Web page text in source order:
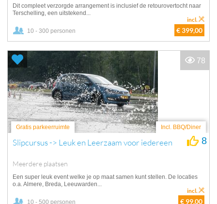
Dit compleet verzorgde arrangement is inclusief de retourovertocht naar
Terschelling, een uitstekend...
10 - 300 personen € 399,00
incl.
Gratis parkeerruimte Incl. BBQ/Diner
Slipcursus -> Leuk en Leerzaam voor iedereen
Meerdere plaatsen
8
Een super leuk event welke je op maat samen kunt stellen. De locaties
o.a. Almere, Breda, Leeuwarden...
10 - 500 personen € 99,00
incl.
78